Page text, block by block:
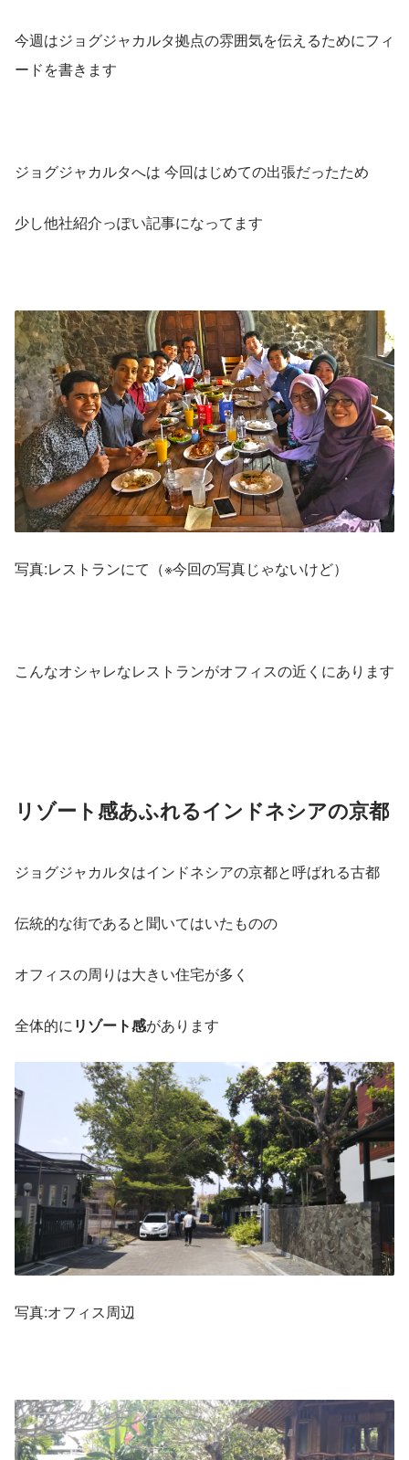
今週はジョグジャカルタ拠点の雰囲気を伝えるためにフィ
ードを書きます
ジョグジャカルタへは 今回はじめての出張だったため
少し他社紹介っぽい記事になってます
写真:レストランにて（※今回の写真じゃないけど）
こんなオシャレなレストランがオフィスの近くにあります
リゾート感あふれるインドネシアの京都
ジョグジャカルタはインドネシアの京都と呼ばれる古都
伝統的な街であると聞いてはいたものの
オフィスの周りは大きい住宅が多く
全体的にリゾート感があります
写真:オフィス周辺